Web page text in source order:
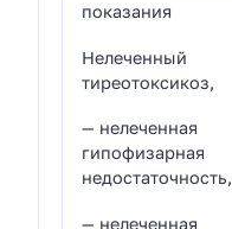
показания
Нелеченный
тиреотоксикоз,
— нелеченная
гипофизарная
недостаточность,
— нелеченная